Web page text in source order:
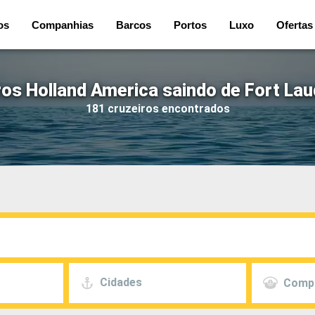
Companhias Barcos Portos Luxo Ofertas
Holland America saindo de Fort
181 cruzeiros encontrados
Cidades